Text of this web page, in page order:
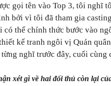
gọi tên vào Top 3, tôi nghĩ
bởi vì tôi đã tham gia
có thể chính thức bước vào
kế tranh ngôi vị Quán
nghĩ trước đây, cuối cùng
xét gì về hai đối thủ còn lại